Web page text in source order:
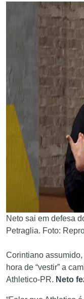
Neto sai em defesa
Petraglia. Foto:
Corintiano
hora de “vestir” a
Athletico-PR. Neto